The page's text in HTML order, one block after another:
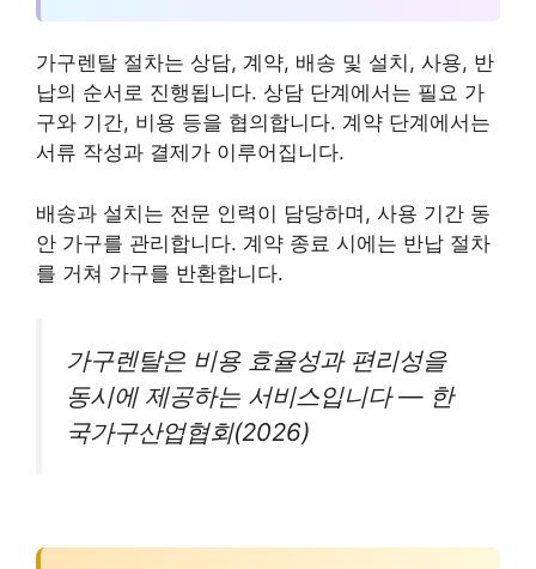
가구렌탈 절차는 상담, 계약, 배송 및 설치, 사용, 반
납의 순서로 진행됩니다. 상담 단계에서는 필요 가
구와 기간, 비용 등을 협의합니다. 계약 단계에서는
서류 작성과 결제가 이루어집니다.
배송과 설치는 전문 인력이 담당하며, 사용 기간 동
안 가구를 관리합니다. 계약 종료 시에는 반납 절차
를 거쳐 가구를 반환합니다.
가구렌탈은 비용 효율성과 편리성을
동시에 제공하는 서비스입니다 — 한
국가구산업협회(2026)